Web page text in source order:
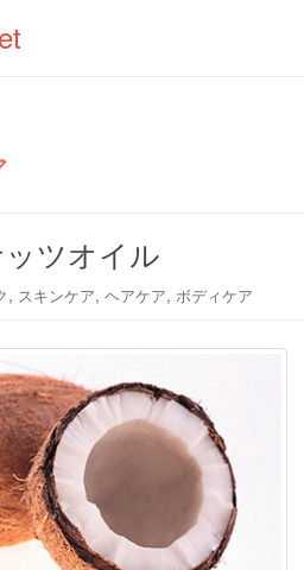
ツオイル
, スキンケア, ヘアケア, ボディケア